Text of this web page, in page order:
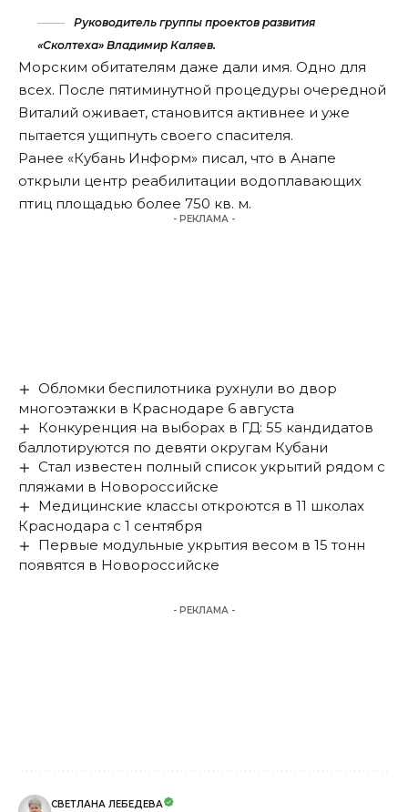
Руководитель группы проектов развития
«Сколтеха» Владимир Каляев.
Морским обитателям даже дали имя. Одно для
всех. После пятиминутной процедуры очередной
Виталий оживает, становится активнее и уже
пытается ущипнуть своего спасителя.
Ранее «Кубань Информ» писал, что в Анапе
открыли центр реабилитации водоплавающих
птиц площадью более 750 кв. м.
- РЕКЛАМА -
Обломки беспилотника рухнули во двор
многоэтажки в Краснодаре 6 августа
Конкуренция на выборах в ГД: 55 кандидатов
баллотируются по девяти округам Кубани
Стал известен полный список укрытий рядом с
пляжами в Новороссийске
Медицинские классы откроются в 11 школах
Краснодара с 1 сентября
Первые модульные укрытия весом в 15 тонн
появятся в Новороссийске
- РЕКЛАМА -
СВЕТЛАНА ЛЕБЕДЕВА